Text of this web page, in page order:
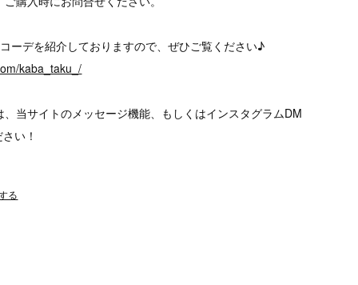
ーデを紹介しておりますので、ぜひご覧ください♪
kaba_taku_/
当サイトのメッセージ機能、もしくはインスタグラムDM
い！
る